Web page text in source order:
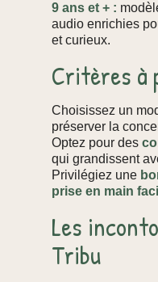
9 ans et + :
audio enrichies
et curieux.
Critères à
Choisissez un
préserver la
Optez pour des
qui grandissent
Privilégiez une
prise en main
Les
Tribu